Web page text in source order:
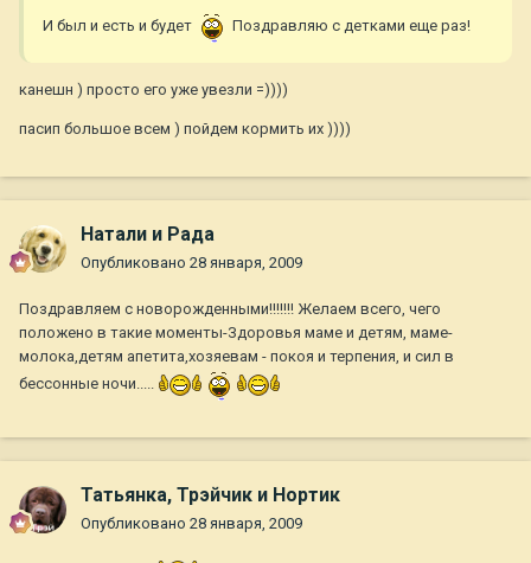
И был и есть и будет Поздравляю с детками еще раз!
канешн ) просто его уже увезли =))))
пасип большое всем ) пойдем кормить их ))))
Натали и Рада
Опубликовано 28 января, 2009
Поздравляем с новорожденными!!!!!!! Желаем всего, чего
положено в такие моменты-Здоровья маме и детям, маме-
молока,детям апетита,хозяевам - покоя и терпения, и сил в
бессонные ночи.....
Татьянка, Трэйчик и Нортик
Опубликовано 28 января, 2009